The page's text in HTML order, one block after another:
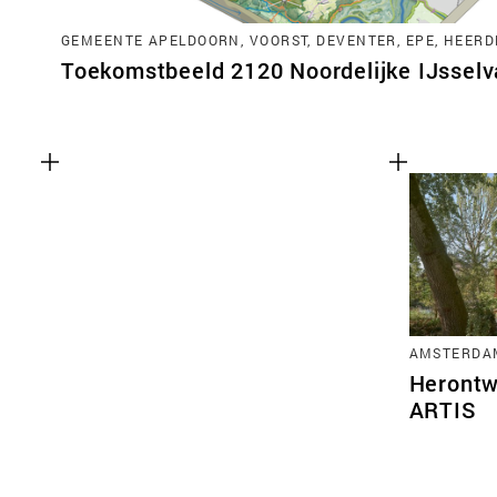
GEMEENTE APELDOORN, VOORST, DEVENTER, EPE,
Toekomstbeeld 2120 Noordelijke
ARTIS